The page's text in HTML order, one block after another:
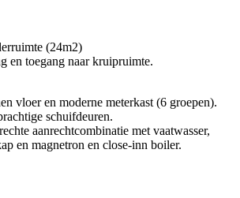
(24m2)
en toegang naar kruipruimte.
vloer en moderne meterkast (6 groepen).
schuifdeuren.
aanrechtcombinatie met vaatwasser,
en magnetron en close-inn boiler.